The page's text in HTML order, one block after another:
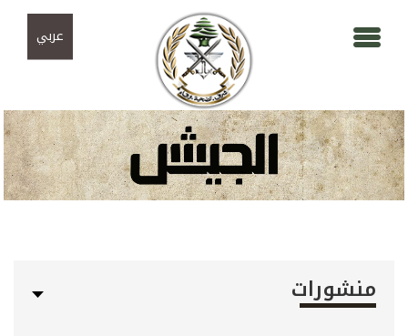
عربي
منشورات